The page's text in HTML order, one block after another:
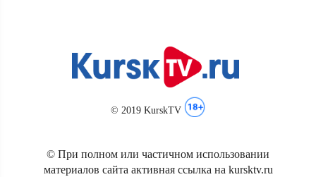
© 2019 KurskTV
© При полном или частичном использовании
материалов сайта активная ссылка на kursktv.ru